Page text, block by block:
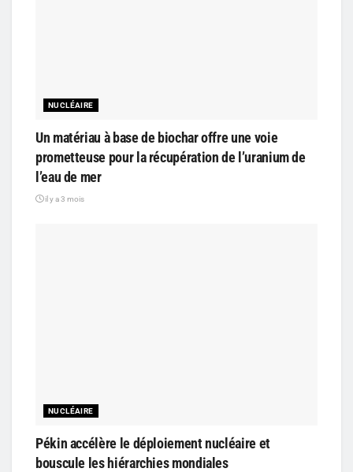
NUCLÉAIRE
Un matériau à base de biochar offre une voie
prometteuse pour la récupération de l’uranium de
l’eau de mer
il y a 3 mois
NUCLÉAIRE
Pékin accélère le déploiement nucléaire et
bouscule les hiérarchies mondiales